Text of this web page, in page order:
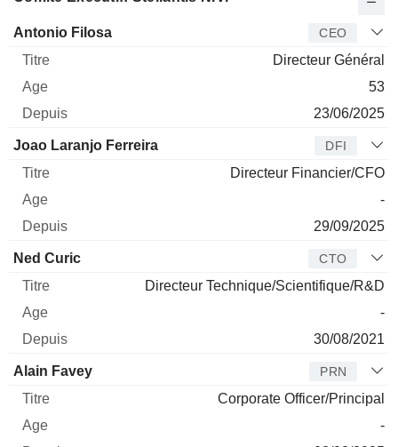
Dirigeant Titre
Antonio Filosa CEO
Directeur Général
53
23/06/2025
Joao Laranjo Ferreira DFI
Directeur Financier/CFO
-
29/09/2025
Ned Curic CTO
Directeur Technique/Scientifique/R&D
-
30/08/2021
Alain Favey PRN
Corporate Officer/Principal
-